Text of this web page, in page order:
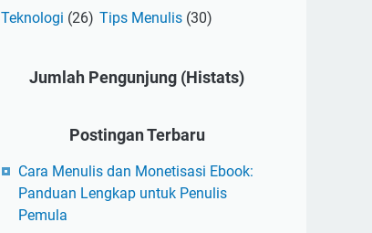
Teknologi (26) Tips Menulis (30)
Jumlah Pengunjung (Histats)
Postingan Terbaru
Cara Menulis dan Monetisasi Ebook:
Panduan Lengkap untuk Penulis
Pemula